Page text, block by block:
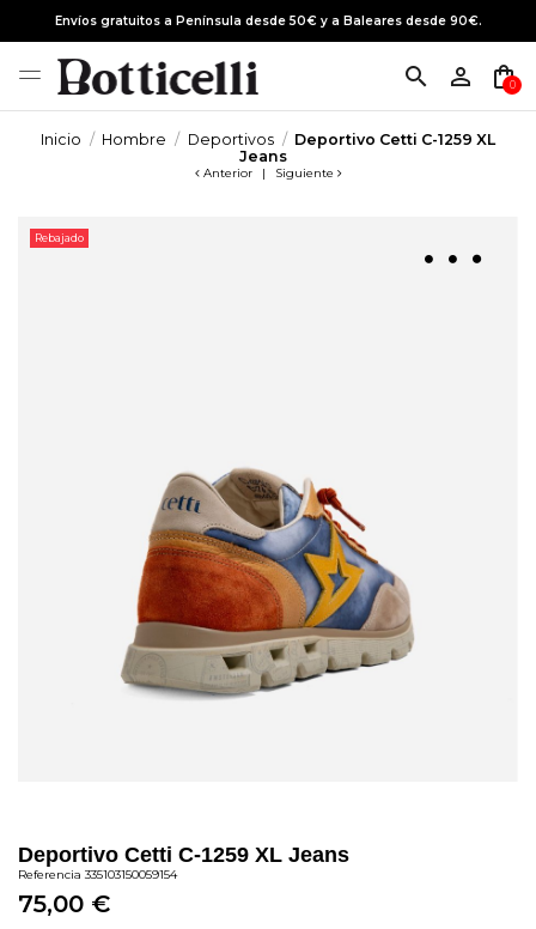
Envíos gratuitos a Península desde 50€ y a Baleares desde 90€.
search person_outline shopping_bag
0
Inicio Hombre Deportivos
Deportivo Cetti C-1259 XL
Jeans
Anterior | Siguiente
Rebajado
Deportivo Cetti C-1259 XL Jeans
Referencia 335103150059154
75,00 €